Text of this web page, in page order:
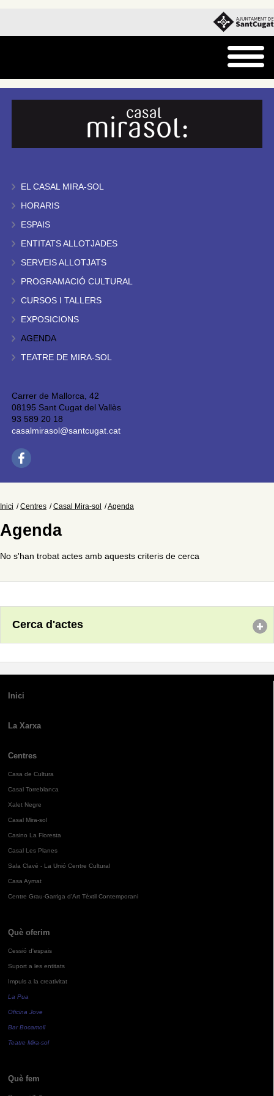
EL CASAL MIRA-SOL
HORARIS
ESPAIS
ENTITATS ALLOTJADES
SERVEIS ALLOTJATS
PROGRAMACIÓ CULTURAL
CURSOS I TALLERS
EXPOSICIONS
AGENDA
TEATRE DE MIRA-SOL
Carrer de Mallorca, 42
08195 Sant Cugat del Vallès
93 589 20 18
casalmirasol@santcugat.cat
Inici Centres Casal Mira-sol Agenda
Agenda
No s'han trobat actes amb aquests criteris de cerca
Cerca d'actes
Inici
La Xarxa
Centres
Casa de Cultura
Casal Torreblanca
Xalet Negre
Casal Mira-sol
Casino La Floresta
Casal Les Planes
Sala Clavé - La Unió Centre Cultural
Casa Aymat
Centre Grau-Garriga d'Art Tèxtil Contemporani
Què oferim
Cessió d'espais
Suport a les entitats
Impuls a la creativitat
La Pua
Oficina Jove
Bar Bocamoll
Teatre Mira-sol
Què fem